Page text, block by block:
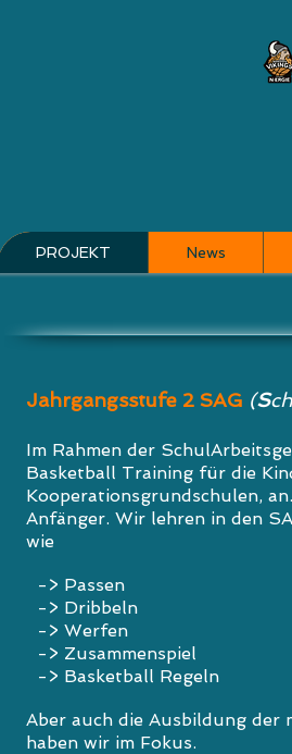
PROJEKT News
Jahrgangsstufe 2 SAG (S
Im Rahmen der
Basketball Training für die
Kooperationsgrundschulen,
Anfänger. Wir lehren in den
wie
-> Passen
-> Dribbeln
-> Werfen
-> Zusammenspiel
-> Basketball Regeln
Aber auch die Ausbildung der
haben wir im Fokus.